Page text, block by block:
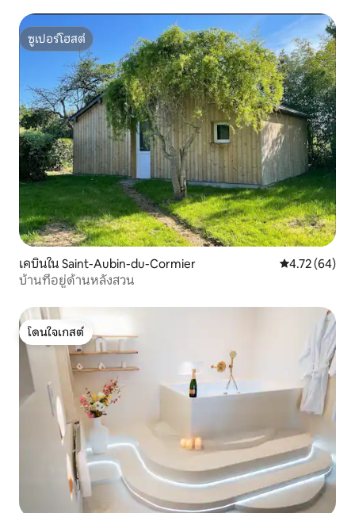
ซูเปอร์โฮสต์
ซูเปอร์โฮสต์
เคบินใน Saint-Aubin-du-Cormier คะแนนเฉลี่ย
4.72 (64)
บ้านที่อยู่ด้านหลังสวน
โดนใจเกสต์
โดนใจเกสต์